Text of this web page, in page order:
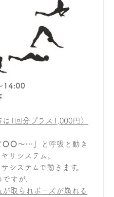
14:00
1回分プラス1,000円）
〇〇〜…」
と呼吸と動き
サシステム。
システムで動きます。
すが、
取られポーズが崩れる